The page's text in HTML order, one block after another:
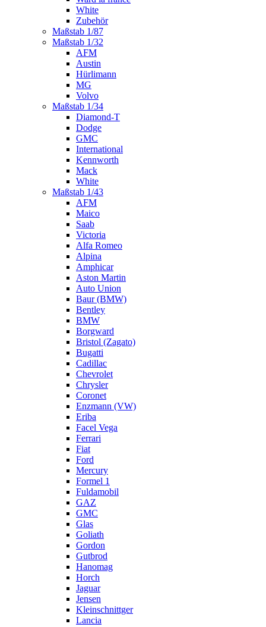
White
Zubehör
Maßstab 1/87
Maßstab 1/32
AFM
Austin
Hürlimann
MG
Volvo
Maßstab 1/34
Diamond-T
Dodge
GMC
International
Kennworth
Mack
White
Maßstab 1/43
AFM
Maico
Saab
Victoria
Alfa Romeo
Alpina
Amphicar
Aston Martin
Auto Union
Baur (BMW)
Bentley
BMW
Borgward
Bristol (Zagato)
Bugatti
Cadillac
Chevrolet
Chrysler
Coronet
Enzmann (VW)
Eriba
Facel Vega
Ferrari
Fiat
Ford
Mercury
Formel 1
Fuldamobil
GAZ
GMC
Glas
Goliath
Gordon
Gutbrod
Hanomag
Horch
Jaguar
Jensen
Kleinschnittger
Lancia